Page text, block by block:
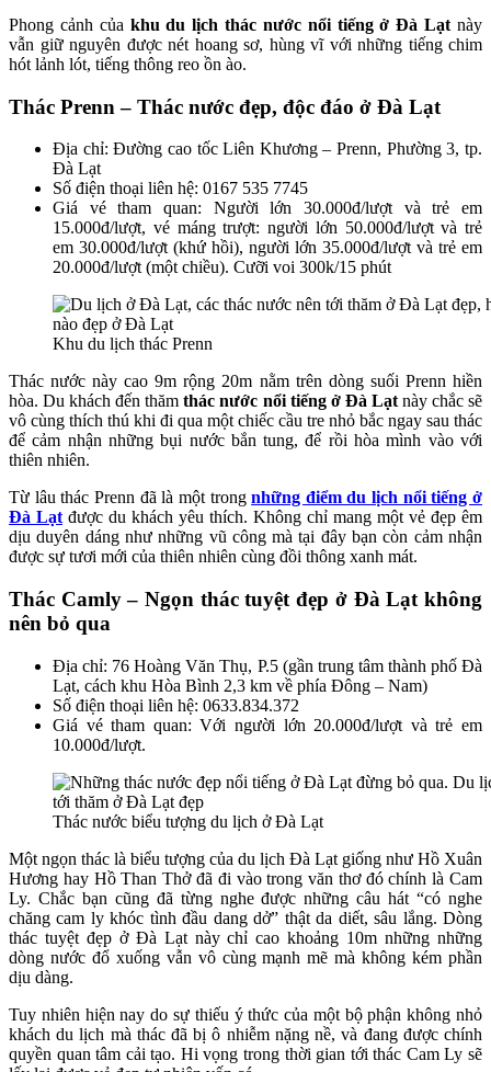
Phong cảnh của khu du lịch thác nước nổi tiếng ở Đà Lạt này
vẫn giữ nguyên được nét hoang sơ, hùng vĩ với những tiếng chim
hót lảnh lót, tiếng thông reo ồn ào.
Thác Prenn – Thác nước đẹp, độc đáo ở Đà Lạt
Địa chỉ: Đường cao tốc Liên Khương – Prenn, Phường 3, tp.
Đà Lạt
Số điện thoại liên hệ: 0167 535 7745
Giá vé tham quan: Người lớn 30.000đ/lượt và trẻ em
15.000đ/lượt, vé máng trượt: người lớn 50.000đ/lượt và trẻ
em 30.000đ/lượt (khứ hồi), người lớn 35.000đ/lượt và trẻ em
20.000đ/lượt (một chiều). Cưỡi voi 300k/15 phút
Khu du lịch thác Prenn
Thác nước này cao 9m rộng 20m nằm trên dòng suối Prenn hiền
hòa. Du khách đến thămthác nước nổi tiếng ở Đà Lạtnày chắc sẽ
vô cùng thích thú khi đi qua một chiếc cầu tre nhỏ bắc ngay sau thác
để cảm nhận những bụi nước bắn tung, để rồi hòa mình vào với
thiên nhiên.
Từ lâu thác Prenn đã là một trongnhững điểm du lịch nổi tiếng ở
Đà Lạtđược du khách yêu thích. Không chỉ mang một vẻ đẹp êm
dịu duyên dáng như những vũ công mà tại đây bạn còn cảm nhận
được sự tươi mới của thiên nhiên cùng đồi thông xanh mát.
Thác Camly – Ngọn thác tuyệt đẹp ở Đà Lạt không
nên bỏ qua
Địa chỉ: 76 Hoàng Văn Thụ, P.5 (gần trung tâm thành phố Đà
Lạt, cách khu Hòa Bình 2,3 km về phía Đông – Nam)
Số điện thoại liên hệ: 0633.834.372
Giá vé tham quan: Với người lớn 20.000đ/lượt và trẻ em
10.000đ/lượt.
Thác nước biểu tượng du lịch ở Đà Lạt
Một ngọn thác là biểu tượng của du lịch Đà Lạt giống như Hồ Xuân
Hương hay Hồ Than Thở đã đi vào trong văn thơ đó chính là Cam
Ly. Chắc bạn cũng đã từng nghe được những câu hát “có nghe
chăng cam ly khóc tình đầu dang dở” thật da diết, sâu lắng. Dòng
thác tuyệt đẹp ở Đà Lạt này chỉ cao khoảng 10m những những
dòng nước đổ xuống vẫn vô cùng mạnh mẽ mà không kém phần
dịu dàng.
Tuy nhiên hiện nay do sự thiếu ý thức của một bộ phận không nhỏ
khách du lịch mà thác đã bị ô nhiễm nặng nề, và đang được chính
quyền quan tâm cải tạo. Hi vọng trong thời gian tới thác Cam Ly sẽ